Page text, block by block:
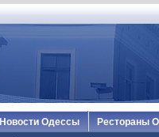
Новости Одессы Рестораны